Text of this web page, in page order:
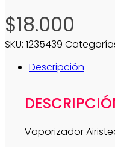
$18.000
SKU: 1235439
Descripción
Vaporizador